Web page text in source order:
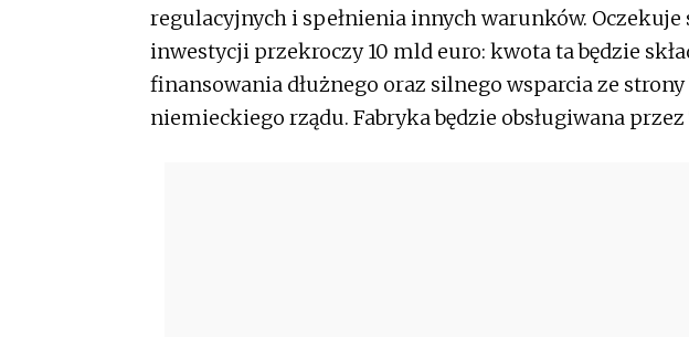
regulacyjnych i spełnienia innych warunków. Oczekuje
inwestycji przekroczy 10 mld euro: kwota ta będzie
finansowania dłużnego oraz silnego wsparcia ze
niemieckiego rządu. Fabryka będzie obsługiwana przez